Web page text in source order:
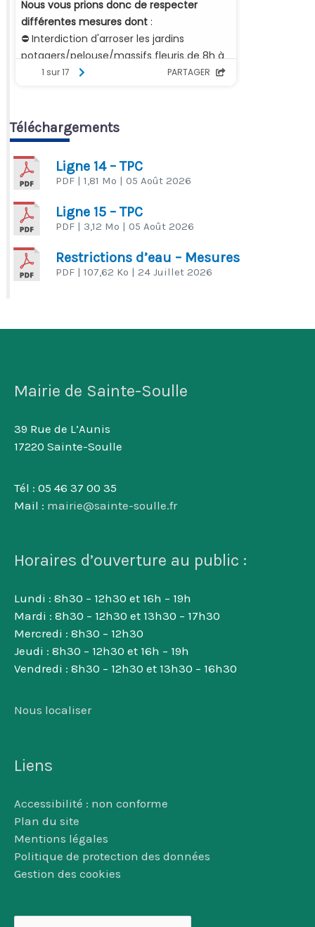
Téléchargements
Ligne 14 – TPC
PDF | 1,81 Mo | 05 Août 2026
Ligne 15 – TPC
PDF | 3,12 Mo | 05 Août 2026
Restrictions d’eau – Mesures
PDF | 107,62 Ko | 24 Juillet 2026
Mairie de Sainte-Soulle
39 Rue de L’Aunis
17220 Sainte-Soulle
Tél : 05 46 37 00 35
Mail : mairie@sainte-soulle.fr
Horaires d’ouverture au public :
Lundi : 8h30 – 12h30 et 16h – 19h
Mardi : 8h30 – 12h30 et 13h30 – 17h30
Mercredi : 8h30 – 12h30
Jeudi : 8h30 – 12h30 et 16h – 19h
Vendredi : 8h30 – 12h30 et 13h30 – 16h30
Nous localiser
Liens
Accessibilité : non conforme
Plan du site
Mentions légales
Politique de protection des données
Gestion des cookies